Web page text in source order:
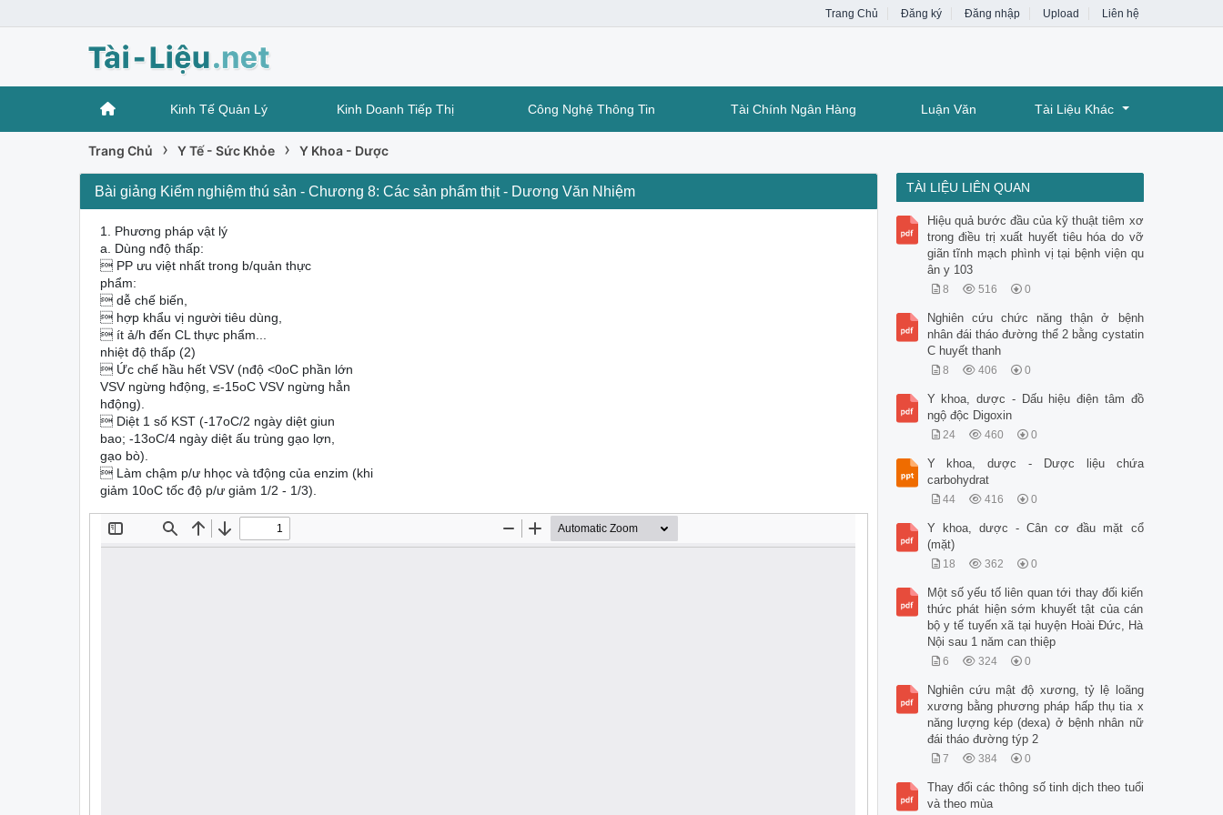
Trang Chủ Đăng ký Đăng nhập Upload Liên hệ
Kinh Tế Quản Lý Kinh Doanh Tiếp Thị Công Nghệ Thông Tin Tài Chính Ngân Hàng Luận Văn Tài Liệu Khác
Trang Chủ › Y Tế - Sức Khỏe › Y Khoa - Dược
Bài giảng Kiểm nghiệm thú sản - Chương 8: Các sản phẩm thịt - Dương Văn Nhiệm
1. Phương pháp vật lý
a. Dùng nđộ thấp:
 PP ưu việt nhất trong b/quản thực
phẩm:
 dễ chế biến,
 hợp khẩu vị người tiêu dùng,
 ít ả/h đến CL thực phẩm...
nhiệt độ thấp (2)
 Ức chế hầu hết VSV (nđộ <0oC phần lớn
VSV ngừng hđộng, ≤-15oC VSV ngừng hẳn
hđộng).
 Diệt 1 số KST (-17oC/2 ngày diệt giun
bao; -13oC/4 ngày diệt ấu trùng gạo lợn,
gạo bò).
 Làm chậm p/ư hhọc và tđộng của enzim (khi
giảm 10oC tốc độ p/ư giảm 1/2 - 1/3).
TÀI LIỆU LIÊN QUAN
Hiệu quả bước đầu của kỹ thuật tiêm xơ
trong điều trị xuất huyết tiêu hóa do vỡ
giãn tĩnh mạch phình vị tại bệnh viện qu
ân y 103
8 516 0
Nghiên cứu chức năng thận ở bệnh
nhân đái tháo đường thể 2 bằng cystatin
C huyết thanh
8 406 0
Y khoa, dược - Dấu hiệu điện tâm đồ
ngộ độc Digoxin
24 460 0
Y khoa, dược - Dược liệu chứa
carbohydrat
44 416 0
Y khoa, dược - Cân cơ đầu mặt cổ
(mặt)
18 362 0
Một số yếu tố liên quan tới thay đối kiến
thức phát hiện sớm khuyết tật của cán
bộ y tế tuyến xã tại huyện Hoài Đức, Hà
Nội sau 1 năm can thiệp
6 324 0
Nghiên cứu mật độ xương, tỷ lệ loãng
xương bằng phương pháp hấp thụ tia x
năng lượng kép (dexa) ở bệnh nhân nữ
đái tháo đường týp 2
7 384 0
Thay đổi các thông số tinh dịch theo tuổi
và theo mùa